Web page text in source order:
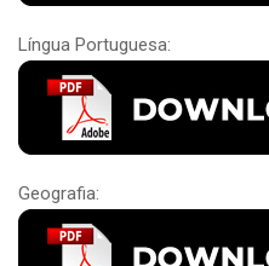
Língua Portuguesa:
Geografia: